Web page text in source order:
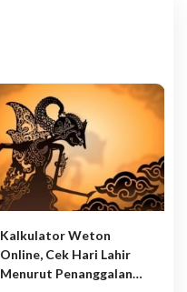
Kalkulator Weton
Online, Cek Hari Lahir
Menurut Penanggalan